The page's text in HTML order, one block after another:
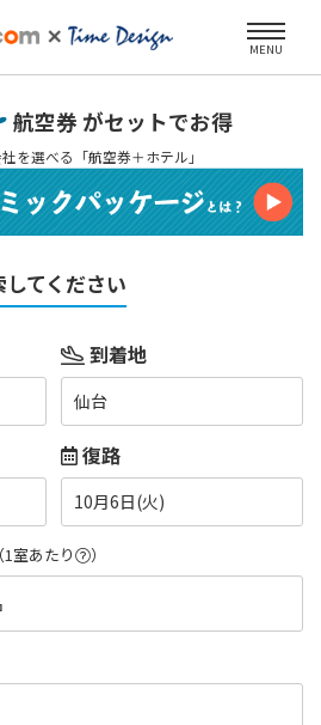
MENU
航空券 がセットでお得
を選べる「航空券＋ホテル」
てください
到着地
仙台
復路
10月6日(火)
（1室あたり ）